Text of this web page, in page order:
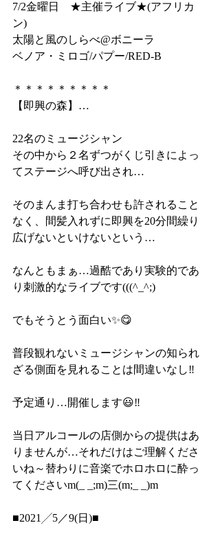
7/2金曜日　★主催ライブ★(アフリカ
ン)
太陽と風のしらべ@ボニーラ
ベノア・ミロゴ/パプー/RED-B
＊＊＊＊＊＊＊＊＊
【即興の森】…
22名のミュージシャン
その中から２名ずつがくじ引きによっ
てステージへ呼び出され…
そのまんま打ち合わせも許されること
なく、間髪入れずに即興を20分間繰り
広げないといけないという…
なんともまぁ…過酷であり実験的であ
り刺激的なライブです(((^_^;)
でもそうとう面白い✨😋
普段観れないミュージシャンの知られ
ざる側面を見れることは間違いなし‼️
予定通り…開催します😃‼️
当日アルコールの店側からの提供はあ
りませんが…それだけはご理解くださ
いね～替わりに音楽でホロホロに酔っ
てくださいm(_ _;m)三(m;_ _)m
■2021╱5／9(日)■